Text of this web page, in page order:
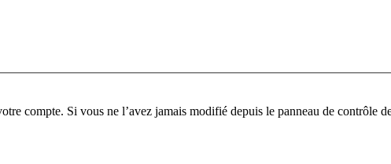
compte. Si vous ne l’avez jamais modifié depuis le panneau de contrôle